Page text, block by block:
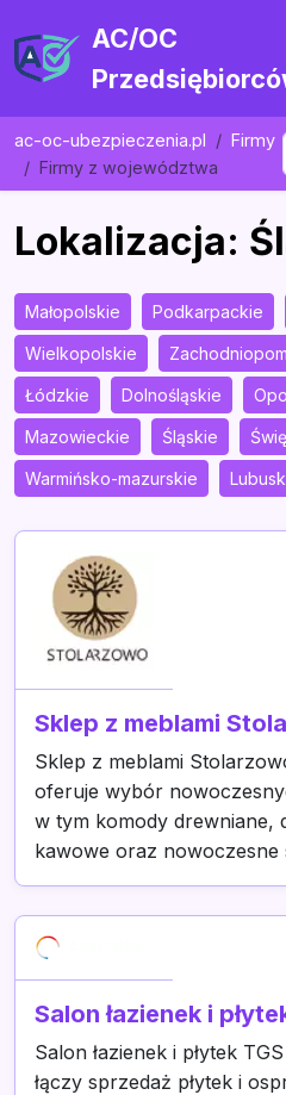
AC/OC
ac-oc-ubezpieczenia.pl
Firmy
Firmy z województwa
Lokalizacja:
Małopolskie Podkarpackie
Wielkopolskie
Łódzkie Dolnośląskie
Mazowieckie Śląskie
Warmińsko-mazurskie
Sklep z meblami
Sklep z meblami
oferuje wybór
w tym komody drewniane,
kawowe oraz nowoczesne
Salon łazienek i
Salon łazienek i płytek
łączy sprzedaż płytek i